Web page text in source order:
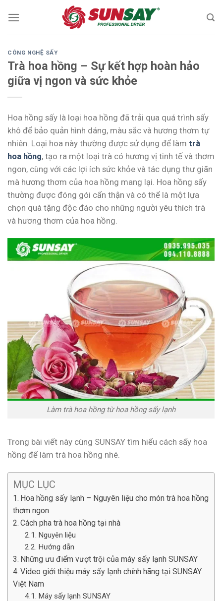
CÔNG NGHỆ SẤY
Trà hoa hồng – Sự kết hợp hoàn hảo
giữa vị ngon và sức khỏe
Hoa hồng sấy là loại hoa hồng đã trải qua quá trình sấy
khô để bảo quản hình dáng, màu sắc và hương thơm tự
nhiên. Loại hoa này thường được sử dụng để làm trà
hoa hồng, tạo ra một loại trà có hương vị tinh tế và thơm
ngon, cùng với các lợi ích sức khỏe và tác dụng thư giãn
mà hương thơm của hoa hồng mang lại. Hoa hồng sấy
thường được đóng gói cẩn thận và có thể là một lựa
chọn quà tặng độc đáo cho những người yêu thích trà
và hương thơm của hoa hồng.
Làm trà hoa hồng từ hoa hồng sấy lạnh
Trong bài viết này cùng SUNSAY tìm hiểu cách sấy hoa
hồng để làm trà hoa hồng nhé.
MỤC LỤC
Hoa hồng sấy lạnh – Nguyên liệu cho món trà hoa hồng
thơm ngon
Cách pha trà hoa hồng tại nhà
Nguyên liệu
Hướng dẫn
Những ưu điểm vượt trội của máy sấy lạnh SUNSAY
Video giới thiệu máy sấy lạnh chính hãng tại SUNSAY
Việt Nam
Máy sấy lạnh SUNSAY